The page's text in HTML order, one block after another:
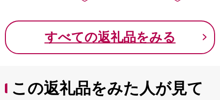
すべての返礼品をみる
この返礼品をみた人が見て